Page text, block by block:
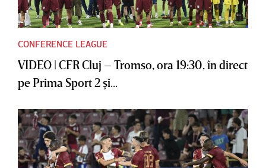
CONFERENCE LEAGUE
VIDEO | CFR Cluj – Tromso, ora 19:30, în direct
pe Prima Sport 2 şi...